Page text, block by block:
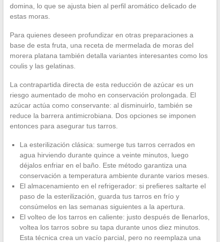
domina, lo que se ajusta bien al perfil aromático delicado de
estas moras.
Para quienes deseen profundizar en otras preparaciones a
base de esta fruta, una receta de mermelada de moras del
morera platana también detalla variantes interesantes como los
coulis y las gelatinas.
La contrapartida directa de esta reducción de azúcar es un
riesgo aumentado de moho en conservación prolongada. El
azúcar actúa como conservante: al disminuirlo, también se
reduce la barrera antimicrobiana. Dos opciones se imponen
entonces para asegurar tus tarros.
La esterilización clásica: sumerge tus tarros cerrados en
agua hirviendo durante quince a veinte minutos, luego
déjalos enfriar en el baño. Este método garantiza una
conservación a temperatura ambiente durante varios meses.
El almacenamiento en el refrigerador: si prefieres saltarte el
paso de la esterilización, guarda tus tarros en frío y
consúmelos en las semanas siguientes a la apertura.
El volteo de los tarros en caliente: justo después de llenarlos,
voltea los tarros sobre su tapa durante unos diez minutos.
Esta técnica crea un vacío parcial, pero no reemplaza una